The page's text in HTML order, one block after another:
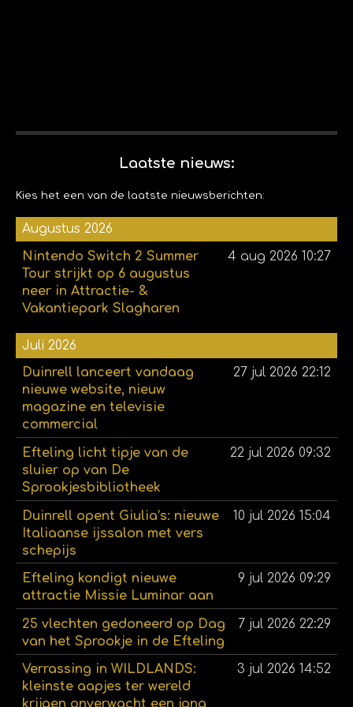
Laatste nieuws:
Kies het een van de laatste nieuwsberichten:
Augustus 2026
Nintendo Switch 2 Summer
Tour strijkt op 6 augustus
neer in Attractie- &
Vakantiepark Slagharen
4 aug 2026 10:27
Juli 2026
Duinrell lanceert vandaag
nieuwe website, nieuw
magazine en televisie
commercial
27 jul 2026 22:12
Efteling licht tipje van de
sluier op van De
Sprookjesbibliotheek
22 jul 2026 09:32
Duinrell opent Giulia’s: nieuwe
Italiaanse ijssalon met vers
schepijs
10 jul 2026 15:04
Efteling kondigt nieuwe
attractie Missie Luminar aan
9 jul 2026 09:29
25 vlechten gedoneerd op Dag
van het Sprookje in de Efteling
7 jul 2026 22:29
Verrassing in WILDLANDS:
kleinste aapjes ter wereld
krijgen onverwacht een jong
3 jul 2026 14:52